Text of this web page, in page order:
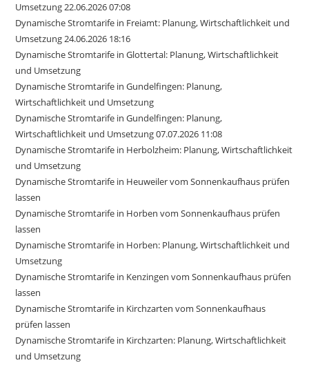
Umsetzung 22.06.2026 07:08
Dynamische Stromtarife in Freiamt: Planung, Wirtschaftlichkeit und
Umsetzung 24.06.2026 18:16
Dynamische Stromtarife in Glottertal: Planung, Wirtschaftlichkeit
und Umsetzung
Dynamische Stromtarife in Gundelfingen: Planung,
Wirtschaftlichkeit und Umsetzung
Dynamische Stromtarife in Gundelfingen: Planung,
Wirtschaftlichkeit und Umsetzung 07.07.2026 11:08
Dynamische Stromtarife in Herbolzheim: Planung, Wirtschaftlichkeit
und Umsetzung
Dynamische Stromtarife in Heuweiler vom Sonnenkaufhaus prüfen
lassen
Dynamische Stromtarife in Horben vom Sonnenkaufhaus prüfen
lassen
Dynamische Stromtarife in Horben: Planung, Wirtschaftlichkeit und
Umsetzung
Dynamische Stromtarife in Kenzingen vom Sonnenkaufhaus prüfen
lassen
Dynamische Stromtarife in Kirchzarten vom Sonnenkaufhaus
prüfen lassen
Dynamische Stromtarife in Kirchzarten: Planung, Wirtschaftlichkeit
und Umsetzung